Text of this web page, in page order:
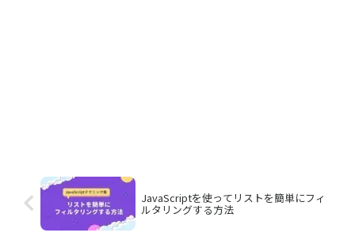
JavaScriptを使ってリストを簡単にフィ
ルタリングする方法